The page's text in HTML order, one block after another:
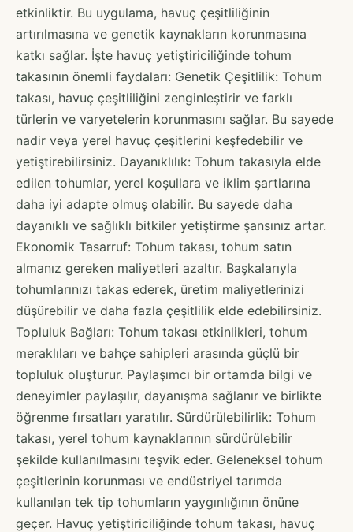
etkinliktir. Bu uygulama, havuç çeşitliliğinin
artırılmasına ve genetik kaynakların korunmasına
katkı sağlar. İşte havuç yetiştiriciliğinde tohum
takasının önemli faydaları: Genetik Çeşitlilik: Tohum
takası, havuç çeşitliliğini zenginleştirir ve farklı
türlerin ve varyetelerin korunmasını sağlar. Bu sayede
nadir veya yerel havuç çeşitlerini keşfedebilir ve
yetiştirebilirsiniz. Dayanıklılık: Tohum takasıyla elde
edilen tohumlar, yerel koşullara ve iklim şartlarına
daha iyi adapte olmuş olabilir. Bu sayede daha
dayanıklı ve sağlıklı bitkiler yetiştirme şansınız artar.
Ekonomik Tasarruf: Tohum takası, tohum satın
almanız gereken maliyetleri azaltır. Başkalarıyla
tohumlarınızı takas ederek, üretim maliyetlerinizi
düşürebilir ve daha fazla çeşitlilik elde edebilirsiniz.
Topluluk Bağları: Tohum takası etkinlikleri, tohum
meraklıları ve bahçe sahipleri arasında güçlü bir
topluluk oluşturur. Paylaşımcı bir ortamda bilgi ve
deneyimler paylaşılır, dayanışma sağlanır ve birlikte
öğrenme fırsatları yaratılır. Sürdürülebilirlik: Tohum
takası, yerel tohum kaynaklarının sürdürülebilir
şekilde kullanılmasını teşvik eder. Geleneksel tohum
çeşitlerinin korunması ve endüstriyel tarımda
kullanılan tek tip tohumların yaygınlığının önüne
geçer. Havuç yetiştiriciliğinde tohum takası, havuç